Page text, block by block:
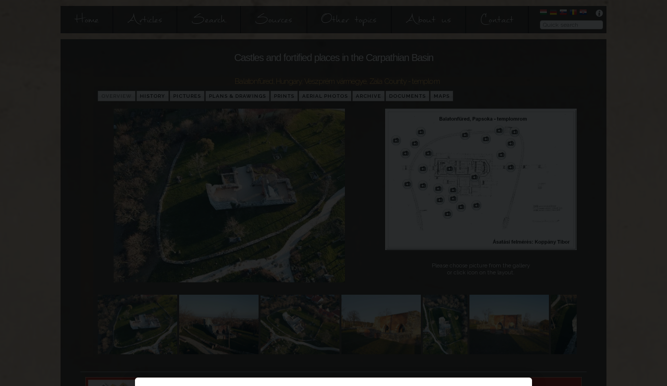
Home Articles Search Sources Other topics About us Contact
Castles and fortified places in the Carpathian Basin
Balatonfüred Veszprém vármegye Zala County - templom
HISTORY PICTURES PLANS & DRAWINGS PRINTS AERIAL PHOTOS ARCHIVE DOCUMENTS MAPS
Please choose picture from the gallery
or click icon on the layout.